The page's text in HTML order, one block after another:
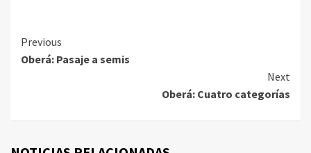
Continue
Reading
Previous
Oberá: Pasaje a semis
Next
Oberá: Cuatro categorías